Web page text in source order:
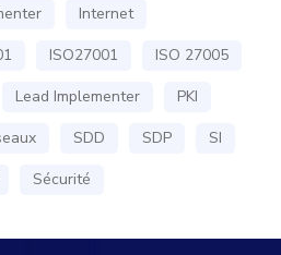
Internet
ISO27001
ISO 27005
Lead Implementer
PKI
SDD SDP
SI
Sécurité